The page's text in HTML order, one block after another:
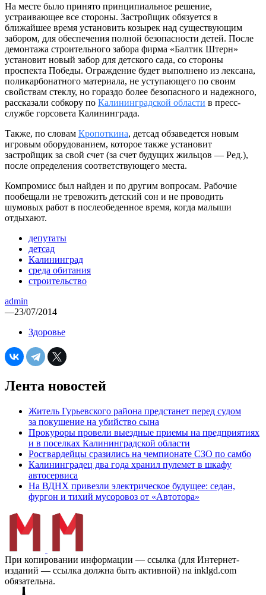
На месте было принято принципиальное решение,
устраивающее все стороны. Застройщик обязуется в
ближайшее время установить козырек над существующим
забором, для обеспечения полной безопасности детей. После
демонтажа строительного забора фирма «Балтик Штерн»
установит новый забор для детского сада, со стороны
проспекта Победы. Ограждение будет выполнено из лексана,
поликарбонатного материала, не уступающего по своим
свойствам стеклу, но гораздо более безопасного и надежного,
рассказали собкору по Калининградской области в пресс-
службе горсовета Калининграда.
Также, по словам Кропоткина, детсад обзаведется новым
игровым оборудованием, которое также установит
застройщик за свой счет (за счет будущих жильцов — Ред.),
после определения соответствующего места.
Компромисс был найден и по другим вопросам. Рабочие
пообещали не тревожить детский сон и не проводить
шумовых работ в послеобеденное время, когда малыши
отдыхают.
депутаты
детсад
Калининград
среда обитания
строительство
admin
—23/07/2014
Здоровье
Лента новостей
Житель Гурьевского района предстанет перед судом
за покушение на убийство сына
Прокуроры провели выездные приемы на предприятиях
и в поселках Калининградской области
Росгвардейцы сразились на чемпионате СЗО по самбо
Калининградец два года хранил пулемет в шкафу
автосервиса
На ВДНХ привезли электрическое будущее: седан,
фургон и тихий мусоровоз от «Автотора»
При копировании информации — ссылка (для Интернет-
изданий — ссылка должна быть активной) на inklgd.com
обязательна.